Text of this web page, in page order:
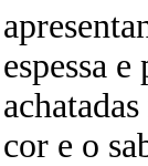
espessa
cor e o